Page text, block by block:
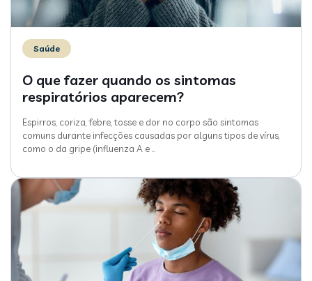
Saúde
O que fazer quando os sintomas
respiratórios aparecem?
Espirros, coriza, febre, tosse e dor no corpo são sintomas
comuns durante infecções causadas por alguns tipos de vírus,
como o da gripe (influenza A e